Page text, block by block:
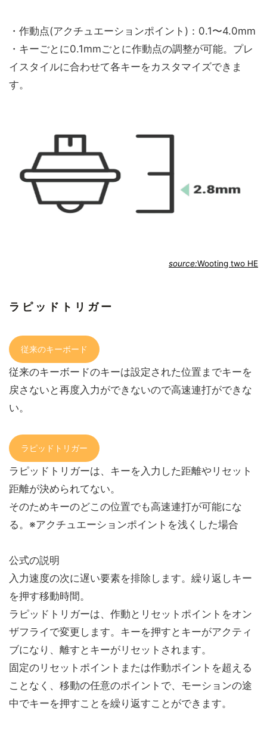
・作動点(アクチュエーションポイント)：0.1〜4.0mm
・キーごとに0.1mmごとに作動点の調整が可能。プレ
イスタイルに合わせて各キーをカスタマイズできま
す。
source:Wooting two HE
ラピッドトリガー
従来のキーボード
従来のキーボードのキーは設定された位置までキーを
戻さないと再度入力ができないので高速連打ができな
い。
ラピッドトリガー
ラピッドトリガーは、キーを入力した距離やリセット
距離が決められてない。
そのためキーのどこの位置でも高速連打が可能にな
る。※アクチュエーションポイントを浅くした場合
公式の説明
入力速度の次に遅い要素を排除します。繰り返しキー
を押す移動時間。
ラピッドトリガーは、作動とリセットポイントをオン
ザフライで変更します。キーを押すとキーがアクティ
ブになり、離すとキーがリセットされます。
固定のリセットポイントまたは作動ポイントを超える
ことなく、移動の任意のポイントで、モーションの途
中でキーを押すことを繰り返すことができます。